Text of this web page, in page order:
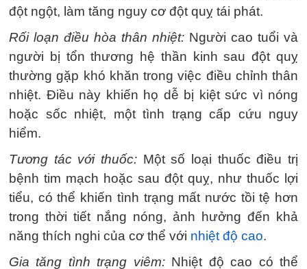
đột ngột, làm tăng nguy cơ đột quỵ tái phát.
Rối loạn điều hòa thân nhiệt: Người cao tuổi và
người bị tổn thương hệ thần kinh sau đột quỵ
thường gặp khó khăn trong việc điều chỉnh thân
nhiệt. Điều này khiến họ dễ bị kiệt sức vì nóng
hoặc sốc nhiệt, một tình trạng cấp cứu nguy
hiểm.
Tương tác với thuốc: Một số loại thuốc điều trị
bệnh tim mạch hoặc sau đột quỵ, như thuốc lợi
tiểu, có thể khiến tình trạng mất nước tồi tệ hơn
trong thời tiết nắng nóng, ảnh hưởng đến khả
năng thích nghi của cơ thể với nhiệt độ cao.
Gia tăng tình trạng viêm:Nhiệt độ cao có thể